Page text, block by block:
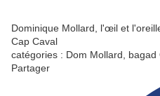
Dominique Mollard, l'œil et
Cap Caval
catégories : Dom Mollard, bagad
Partager